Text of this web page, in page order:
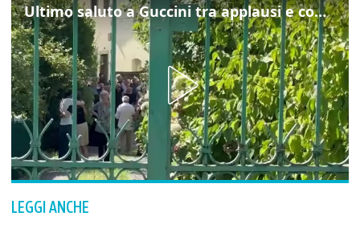
Ultimo saluto a Guccini tra applausi e commozione a Pavana
LEGGI ANCHE